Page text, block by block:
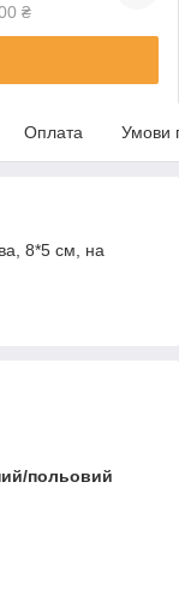
₴
Оплата Умови
8*5 см, на
польовий